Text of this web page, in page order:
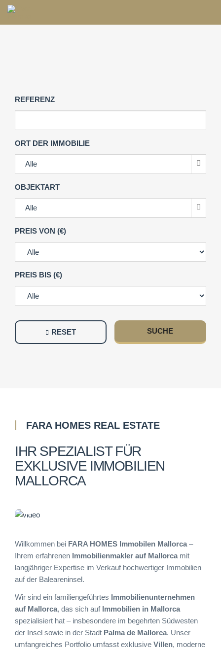
REFERENZ
ORT DER IMMOBILIE
Alle
OBJEKTART
Alle
PREIS VON (€)
PREIS BIS (€)
RESET SUCHE
FARA HOMES REAL ESTATE
IHR SPEZIALIST FÜR
EXKLUSIVE IMMOBILIEN
MALLORCA
Willkommen bei FARA HOMES Immobilen Mallorca –
Ihrem erfahrenen Immobilienmakler auf Mallorca mit
langjähriger Expertise im Verkauf hochwertiger Immobilien
auf der Baleareninsel.
Wir sind ein familiengeführtes Immobilienunternehmen
auf Mallorca, das sich auf Immobilien in Mallorca
spezialisiert hat – insbesondere im begehrten Südwesten
der Insel sowie in der Stadt Palma de Mallorca. Unser
umfangreiches Portfolio umfasst exklusive Villen, moderne